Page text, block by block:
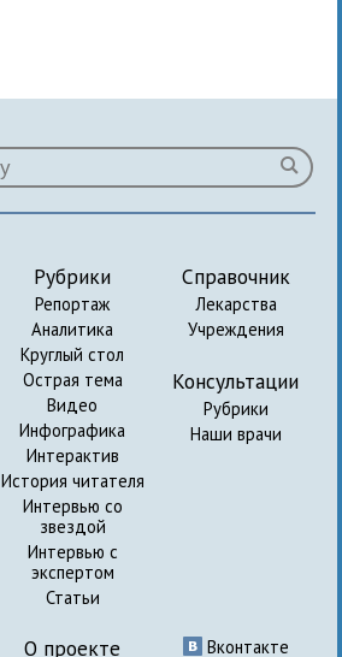
Рубрики
Репортаж
Аналитика
Круглый стол
Острая тема
Видео
Инфографика
Интерактив
История читателя
Интервью со
звездой
Интервью с
экспертом
Статьи
Справочник
Лекарства
Учреждения
Консультации
Рубрики
Наши врачи
О проекте Вконтакте